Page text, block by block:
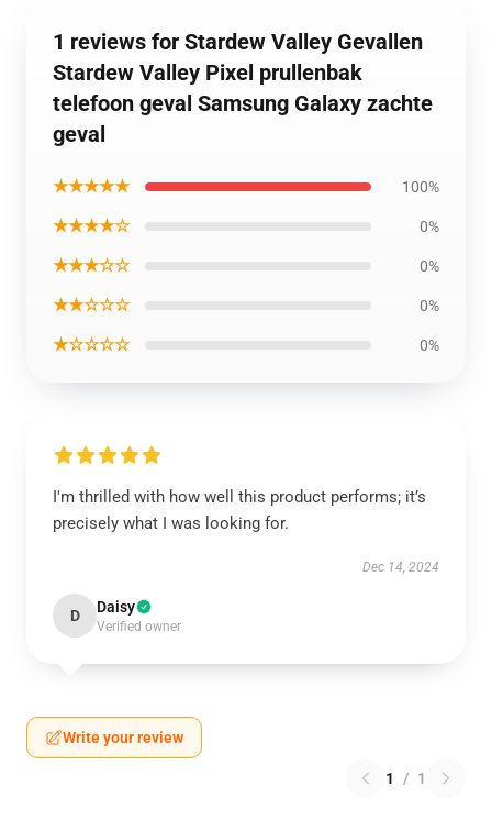
1 reviews for Stardew Valley Gevallen
Stardew Valley Pixel prullenbak
telefoon geval Samsung Galaxy zachte
geval
★★★★★ 100%
★★★★☆ 0%
★★★☆☆ 0%
★★☆☆☆ 0%
★☆☆☆☆ 0%
I'm thrilled with how well this product performs; it’s
precisely what I was looking for.
Dec 14, 2024
D Daisy
Verified owner
Write your review
1 / 1